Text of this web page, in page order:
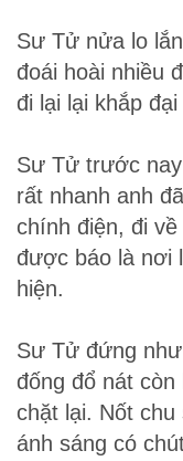
Sư Tử nửa lo
đoái hoài nhiều
đi lại lại khắp đại
Sư Tử trước
rất nhanh anh
chính điện, đi
được báo là nơi
hiện.
Sư Tử đứng
đống đổ nát
chặt lại. Nốt
ánh sáng có